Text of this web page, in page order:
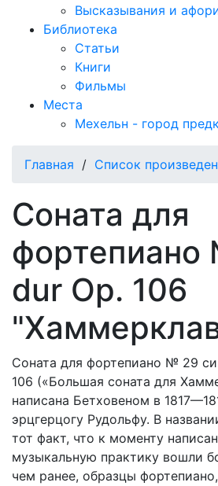
Высказывания и
Библиотека
Статьи
Книги
Фильмы
Места
Мехельн - город
Главная / Список
Соната для
dur Op. 106
Соната для фортепиано № 29
106 («Большая соната для
написана Бетховеном в
эрцгерцогу Рудольфу. В
тот факт, что к моменту
музыкальную практику вошли
чем ранее, образцы